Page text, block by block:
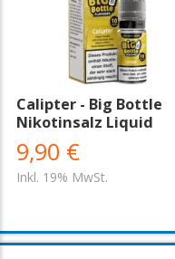
Calipter - Big Bottle
Nikotinsalz Liquid
9,90 €
Inkl. 19% MwSt.